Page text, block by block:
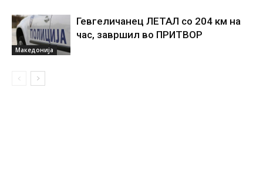
Македонија
Гевгеличанец ЛЕТАЛ со 204 км на
час, завршил во ПРИТВОР